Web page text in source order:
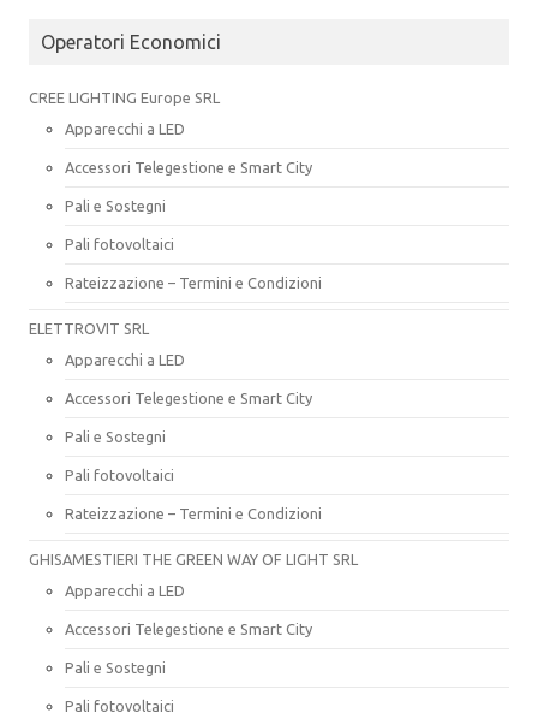
Operatori Economici
CREE LIGHTING Europe SRL
Apparecchi a LED
Accessori Telegestione e Smart City
Pali e Sostegni
Pali fotovoltaici
Rateizzazione – Termini e Condizioni
ELETTROVIT SRL
Apparecchi a LED
Accessori Telegestione e Smart City
Pali e Sostegni
Pali fotovoltaici
Rateizzazione – Termini e Condizioni
GHISAMESTIERI THE GREEN WAY OF LIGHT SRL
Apparecchi a LED
Accessori Telegestione e Smart City
Pali e Sostegni
Pali fotovoltaici